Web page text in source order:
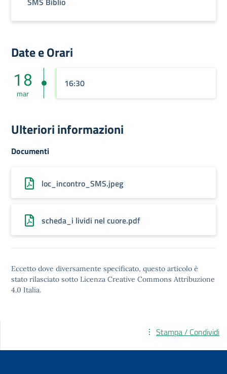
Date e Orari
18
mar
16:30
Ulteriori informazioni
Documenti
loc_incontro_SMS.jpeg
scheda_i lividi nel cuore.pdf
Eccetto dove diversamente specificato, questo articolo è
stato rilasciato sotto Licenza Creative Commons Attribuzione
4.0 Italia.
Stampa / Condividi